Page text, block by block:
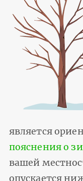
является
пояснения о
вашей
опускается